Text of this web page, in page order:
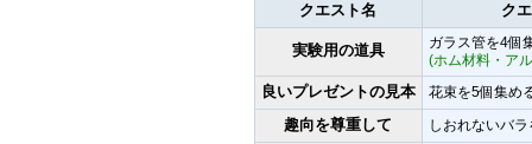
クエスト名 ク
実験用の道具
ガラス管を4個
(ホム材料・ア
良いプレゼントの見本 花束を5個集め
趣向を尊重して しおれないバ